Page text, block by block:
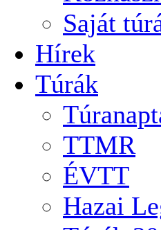
Saját
Hírek
Túrák
TTMR
ÉVTT
Hazai